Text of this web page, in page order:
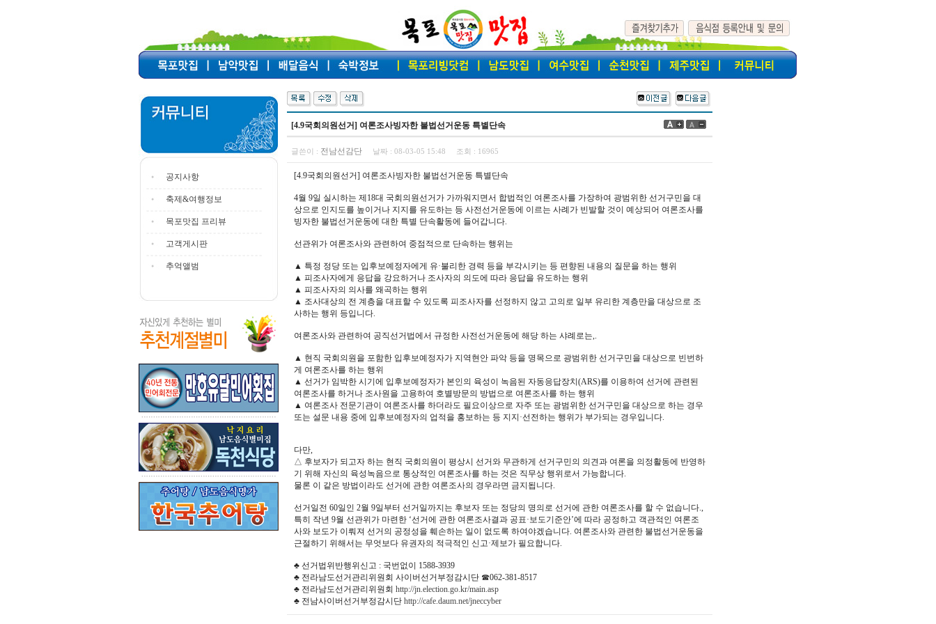
공지사항
축제&여행정보
목포맛집 프리뷰
고객게시판
추억앨범
[4.9국회의원선거] 여론조사빙자한 불법선거운동 특별단속
글쓴이 : 전남선감단 날짜 : 08-03-05 15:48 조회 : 16965
[4.9국회의원선거] 여론조사빙자한 불법선거운동 특별단속
4월 9일 실시하는 제18대 국회의원선거가 가까워지면서 합법적인 여론조사를 가장하여 광범위한 선거구민을 대
상으로 인지도를 높이거나 지지를 유도하는 등 사전선거운동에 이르는 사례가 빈발할 것이 예상되어 여론조사를
빙자한 불법선거운동에 대한 특별 단속활동에 들어갑니다.
선관위가 여론조사와 관련하여 중점적으로 단속하는 행위는
▲ 특정 정당 또는 입후보예정자에게 유·불리한 경력 등을 부각시키는 등 편향된 내용의 질문을 하는 행위
▲ 피조사자에게 응답을 강요하거나 조사자의 의도에 따라 응답을 유도하는 행위
▲ 피조사자의 의사를 왜곡하는 행위
▲ 조사대상의 전 계층을 대표할 수 있도록 피조사자를 선정하지 않고 고의로 일부 유리한 계층만을 대상으로 조
사하는 행위 등입니다.
여론조사와 관련하여 공직선거법에서 규정한 사전선거운동에 해당 하는 샤례로는,.
▲ 현직 국회의원을 포함한 입후보예정자가 지역현안 파악 등을 명목으로 광범위한 선거구민을 대상으로 빈번하
게 여론조사를 하는 행위
▲ 선거가 임박한 시기에 입후보예정자가 본인의 육성이 녹음된 자동응답장치(ARS)를 이용하여 선거에 관련된
여론조사를 하거나 조사원을 고용하여 호별방문의 방법으로 여론조사를 하는 행위
▲ 여론조사 전문기관이 여론조사를 하더라도 필요이상으로 자주 또는 광범위한 선거구민을 대상으로 하는 경우
또는 설문 내용 중에 입후보예정자의 업적을 홍보하는 등 지지·선전하는 행위가 부가되는 경우입니다.
다만,
△ 후보자가 되고자 하는 현직 국회의원이 평상시 선거와 무관하게 선거구민의 의견과 여론을 의정활동에 반영하
기 위해 자신의 육성녹음으로 통상적인 여론조사를 하는 것은 직무상 행위로서 가능합니다.
물론 이 같은 방법이라도 선거에 관한 여론조사의 경우라면 금지됩니다.
선거일전 60일인 2월 9일부터 선거일까지는 후보자 또는 정당의 명의로 선거에 관한 여론조사를 할 수 없습니다.,
특히 작년 9월 선관위가 마련한 ‘선거에 관한 여론조사결과 공표·보도기준안’에 따라 공정하고 객관적인 여론조
사와 보도가 이뤄져 선거의 공정성을 훼손하는 일이 없도록 하여야겠습니다. 여론조사와 관련한 불법선거운동을
근절하기 위해서는 무엇보다 유권자의 적극적인 신고·제보가 필요합니다.
♣ 선거법위반행위신고 : 국번없이 1588-3939
♣ 전라남도선거관리위원회 사이버선거부정감시단 ☎062-381-8517
♣ 전라남도선거관리위원회 http://jn.election.go.kr/main.asp
♣ 전남사이버선거부정감시단 http://cafe.daum.net/jneccyber